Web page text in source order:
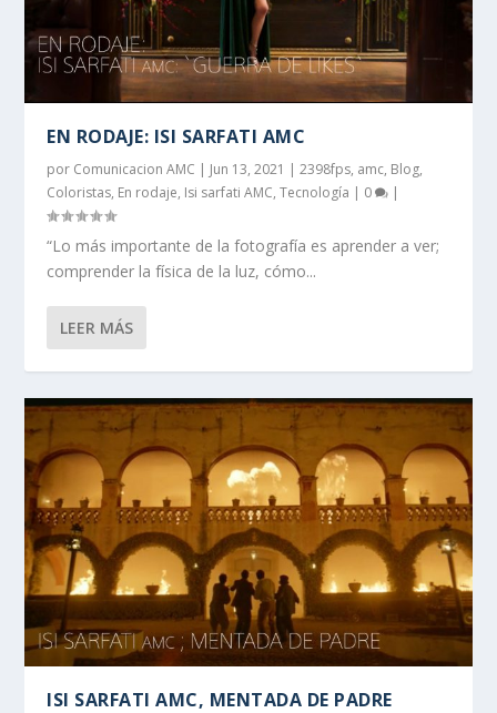
EN RODAJE: ISI SARFATI AMC
por Comunicacion AMC | Jun 13, 2021 |2398fps, amc, Blog,
Coloristas, En rodaje, Isi sarfati AMC,Tecnología | 0 |
“Lo más importante de la fotografía es aprender a ver;
comprender la física de la luz, cómo...
LEER MÁS
ISI SARFATI AMC, MENTADA DE PADRE